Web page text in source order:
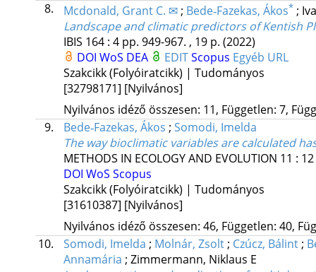
8.
Mcdonald, Grant C. ✉; Bede‐Fazekas, Ákos* ;
Landscape and climatic predictors of Kentish
IBIS 164: 4 pp. 949-967. , 19 p. (2022)
DOI WoS DEA EDITScopus Egyéb URL
Szakcikk (Folyóiratcikk) | Tudományos
[32798171] [Nyilvános]
Nyilvános idéző összesen: 11, Független: 7,
9.
Bede‐Fazekas, Ákos ; Somodi, Imelda
The way bioclimatic variables are calculated
METHODS IN ECOLOGY AND EVOLUTION 11 : 12
DOI WoS Scopus
Szakcikk (Folyóiratcikk) | Tudományos
[31610387] [Nyilvános]
Nyilvános idéző összesen: 46, Független: 40,
10.
Somodi, Imelda ; Molnár, Zsolt; Czúcz, Bálint;
Annamária ; Zimmermann, Niklaus E